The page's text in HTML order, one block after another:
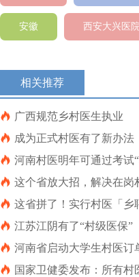
安徽 西安大兴医
相关推荐
 广西规范乡村医生执业
 成为正式村医有了新办法
 河南村医明年可通过考试
 这个省放大招，解决在岗
 这省拼了！实行村医「乡
 江苏江阴有了“村级医保”
 河南省启动大学生村医订
 国家卫健委发布：所有村